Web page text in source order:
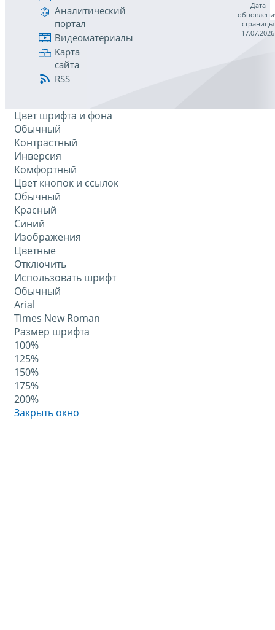
Аналитический
портал
Видеоматериалы
Карта
сайта
RSS
Дата
страницы
17.07.2026
Цвет шрифта и фона
Обычный
Контрастный
Инверсия
Комфортный
Цвет кнопок и ссылок
Обычный
Красный
Синий
Изображения
Цветные
Отключить
Использовать шрифт
Обычный
Arial
Times New Roman
Размер шрифта
100%
125%
150%
175%
200%
Закрыть окно